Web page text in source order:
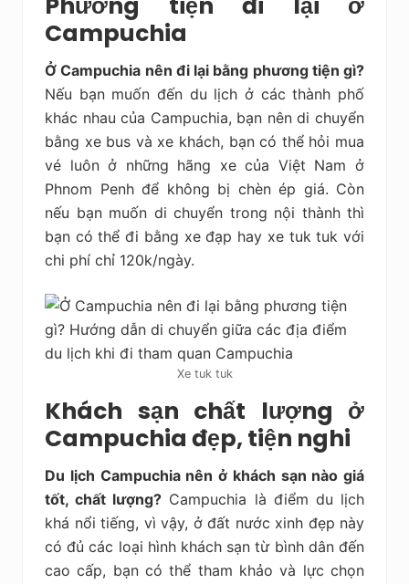
Campuchia
Ở Campuchia nên đi lại bằng phương tiện gì?
Nếu bạn muốn đến du lịch ở các thành phố
khác nhau của Campuchia, bạn nên di chuyển
bằng xe bus và xe khách, bạn có thể hỏi mua
vé luôn ở những hãng xe của Việt Nam ở
Phnom Penh để không bị chèn ép giá. Còn
nếu bạn muốn di chuyển trong nội thành thì
bạn có thể đi bằng xe đạp hay xe tuk tuk với
chi phí chỉ 120k/ngày.
Xe tuk tuk
Khách sạn chất lượng ở
Campuchia đẹp, tiện nghi
Du lịch Campuchia nên ở khách sạn nào giá
tốt, chất lượng? Campuchia là điểm du lịch
khá nổi tiếng, vì vậy, ở đất nước xinh đẹp này
có đủ các loại hình khách sạn từ bình dân đến
cao cấp, bạn có thể tham khảo và lực chọn